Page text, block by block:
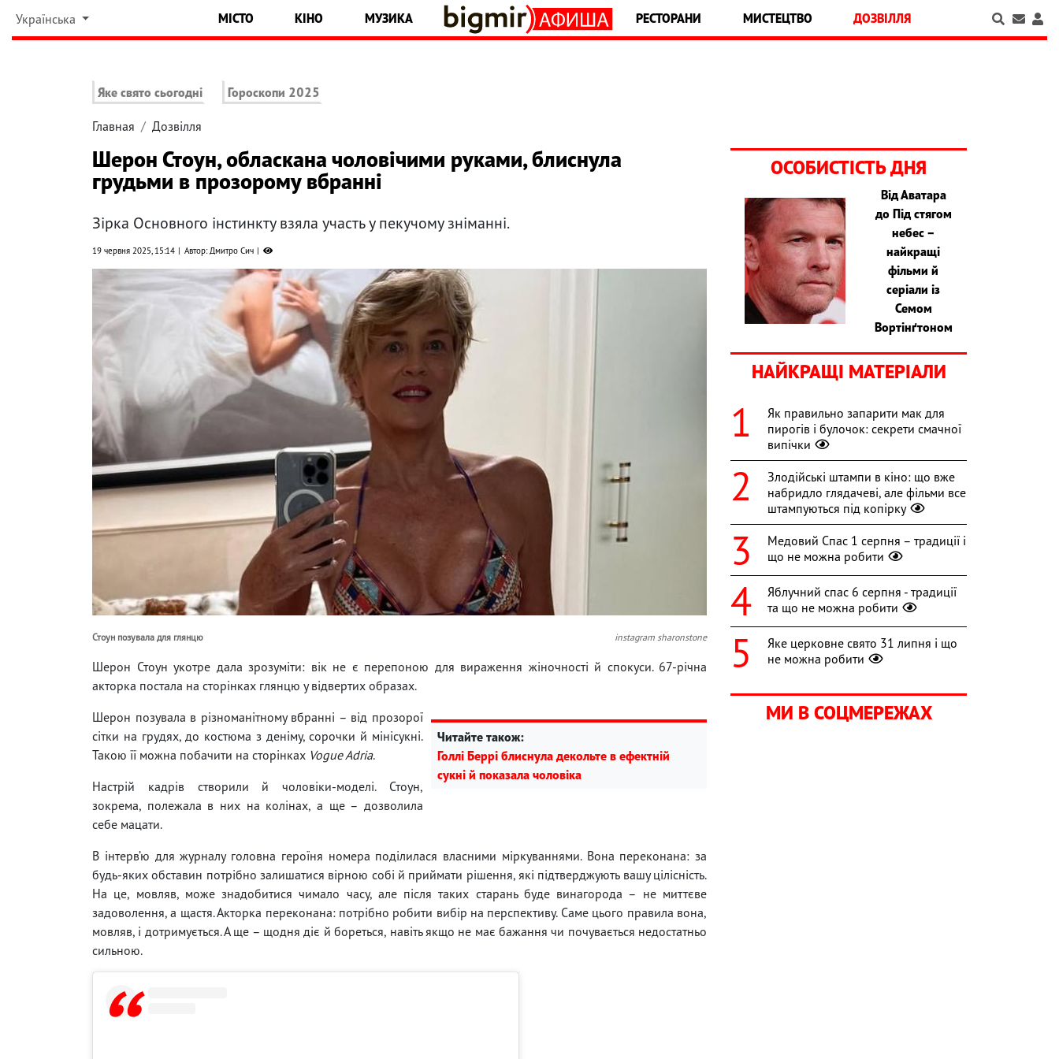
Українська МІСТО КІНО МУЗИКА РЕСТОРАНИ МИСТЕЦТВО ДОЗВІЛЛЯ
Яке свято сьогодні Гороскопи 2025
Главная Дозвілля
Шерон Стоун, обласкана чоловічими руками, блиснула
грудьми в прозорому вбранні
Зірка Основного інстинкту взяла участь у пекучому зніманні.
19 червня 2025, 15:14 Автор: Дмитро Сич
Стоун позувала для глянцю instagram sharonstone
Шерон Стоун укотре дала зрозуміти: вік не є перепоною для вираження жіночності й спокуси. 67-річна
акторка постала на сторінках глянцю у відвертих образах.
Читайте також:
Голлі Беррі блиснула декольте в ефектній
сукні й показала чоловіка
Шерон позувала в різноманітному вбранні – від прозорої
сітки на грудях, до костюма з деніму, сорочки й мінісукні.
Такою її можна побачити на сторінках Vogue Adria.
Настрій кадрів створили й чоловіки-моделі. Стоун,
зокрема, полежала в них на колінах, а ще – дозволила
себе мацати.
В інтерв’ю для журналу головна героїня номера поділилася власними міркуваннями. Вона переконана: за
будь-яких обставин потрібно залишатися вірною собі й приймати рішення, які підтверджують вашу цілісність.
На це, мовляв, може знадобитися чимало часу, але після таких старань буде винагорода – не миттєве
задоволення, а щастя. Акторка переконана: потрібно робити вибір на перспективу. Саме цього правила вона,
мовляв, і дотримується. А ще – щодня діє й бореться, навіть якщо не має бажання чи почувається недостатньо
сильною.
ОСОБИСТІСТЬ ДНЯ
Від Аватара
до Під стягом
небес –
найкращі
фільми й
серіали із
Семом
Вортінґтоном
НАЙКРАЩІ МАТЕРІАЛИ
Як правильно запарити мак для
пирогів і булочок: секрети смачної
випічки
Злодійські штампи в кіно: що вже
набридло глядачеві, але фільми все
штампуються під копірку
Медовий Спас 1 серпня – традиції і
що не можна робити
Яблучний спас 6 серпня - традиції
та що не можна робити
Яке церковне свято 31 липня і що
не можна робити
МИ В СОЦМЕРЕЖАХ